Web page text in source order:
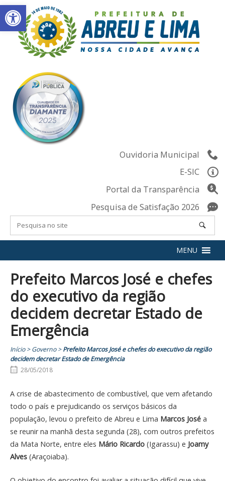
Abrir a barra de ferramentas
Skip
to
content
Ouvidoria Municipal
E-SIC
Portal da Transparência
Pesquisa de Satisfação 2026
MENU
Prefeito Marcos José e chefes
do executivo da região
decidem decretar Estado de
Emergência
Início>Governo>Prefeito Marcos José e chefes do executivo da região
decidem decretar Estado de Emergência
28/05/2018
A crise de abastecimento de combustível, que vem afetando
todo o país e prejudicando os serviços básicos da
população, levou o prefeito de Abreu e Lima Marcos José a
se reunir na manhã desta segunda (28), com outros prefeitos
da Mata Norte, entre eles Mário Ricardo (Igarassu) e Joamy
Alves (Araçoiaba).